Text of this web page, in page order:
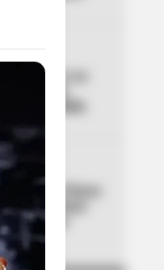
mató a su
fuego
en Medellín
de las Flores
extorsionar:
para